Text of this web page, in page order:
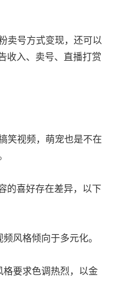
卖号方式变现，还可以
收入、卖号、直播打赏
笑视频，萌宠也是不在
的喜好存在差异，以下
风格倾向于多元化。
要求色调热烈，以金